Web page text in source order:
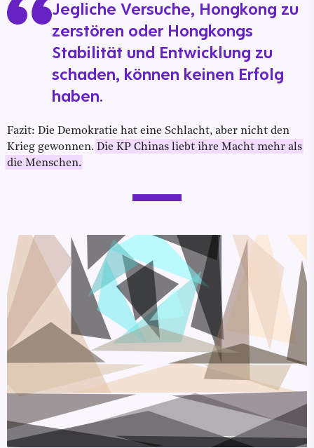
Jegliche Versuche, Hongkong zu
zerstören oder Hongkongs
Stabilität und Entwicklung zu
schaden, können keinen Erfolg
haben.
Fazit: Die Demokratie hat eine Schlacht, aber nicht den
Krieg gewonnen. Die KP Chinas liebt ihre Macht mehr als
die Menschen.